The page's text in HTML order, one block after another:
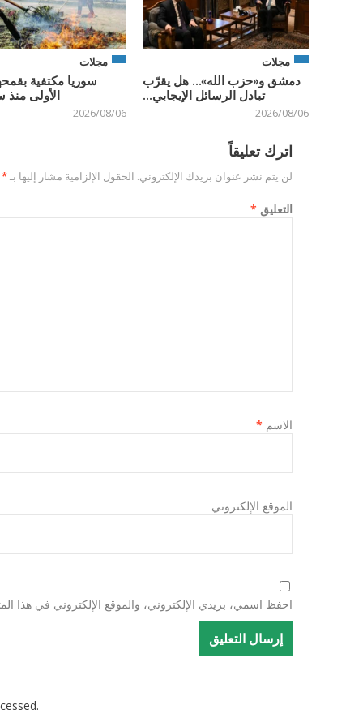
مجلات
سوريا مكتفية
الأولى
2026/08/06
مجلات
دمشق و«حزب الله»… هل يقرّب
تبادل الرسائل الإيجابي...
2026/08/06
اترك تعليقاً
لن يتم نشر عنوان بريدك الإلكتروني. الحقول الإلزامية مشار إليها بـ*
التعليق *
الاسم *
الموقع الإلكتروني
احفظ اسمي، بريدي الإلكتروني، والموقع الإلكتروني في هذا